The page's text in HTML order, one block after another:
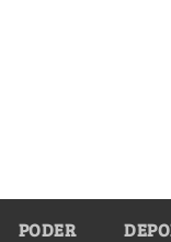
PODER